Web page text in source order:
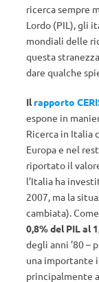
ricerca sempre
Lordo (PIL), gli
mondiali delle
questa
dare qualche
Ilrapporto
espone in
Ricerca in Italia
Europa e nel
riportato il
l’Italia ha
2007, ma la
cambiata).
0,8% del PIL al
degli anni ’80 –
una importante
principalmente